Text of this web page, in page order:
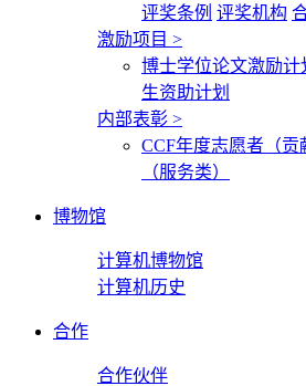
评奖条例 评奖机构
激励项目 >
博士学位论文激励计
生资助计划
内部表彰 >
CCF年度志愿者（贡
（服务类）
博物馆
计算机博物馆
计算机历史
合作
合作伙伴